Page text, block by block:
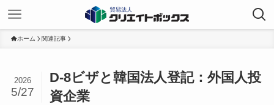
ホーム 関連記事
D-8ビザと韓国法人登記：外国人投
資企業
2026
5/27